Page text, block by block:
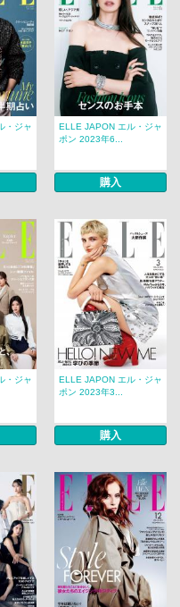
・ジャ
ELLE JAPON エル・ジャ
ポン 2023年6...
購入
・ジャ
ELLE JAPON エル・ジャ
ポン 2023年3...
購入